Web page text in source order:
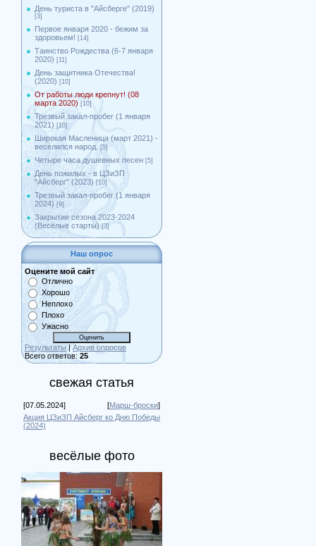
День туриста в "Айсберге" (2019)
[3]
Первое января 2020 - бежим за
здоровьем! [14]
Таинство Рождества (6-7 января
2020) [11]
День защитника Отечества!
(2020) [10]
От работы люди крепнут! (08
марта 2020) [10]
Трезвый закал-пробег (1 января
2021) [10]
Широкая Масленица (март 2021) -
веселился народ.
[5]
Четыре часа душевных песен [5]
День пожилых - в ЦЗиЗП
"Айсберг" (2023) [10]
Трезвый закал-пробег (1 января
2024) [9]
Закрытие сезона 2023-2024
(Весёлые старты) [3]
Наш опрос
Оцените мой сайт
Отлично
Хорошо
Неплохо
Плохо
Ужасно
Результаты | Архив опросов
Всего ответов: 25
свежая статья
[07.05.2024] [Марш-броски]
Акция ЦЗиЗП Айсберг ко Дню Победы
(2024)
весёлые фото